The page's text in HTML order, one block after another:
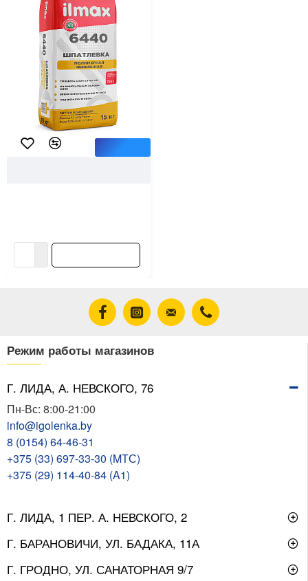
Режим работы магазинов
Г. ЛИДА, А. НЕВСКОГО, 76
Пн-Вс: 8:00-21:00
info@igolenka.by
8 (0154) 64-46-31
+375 (33) 697-33-30 (MТС)
+375 (29) 114-40-84 (A1)
Г. ЛИДА, 1 ПЕР. А. НЕВСКОГО, 2
Г. БАРАНОВИЧИ, УЛ. БАДАКА, 11А
Г. ГРОДНО, УЛ. САНАТОРНАЯ 9/7